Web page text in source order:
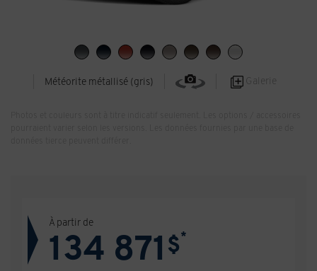
Météorite métallisé (gris) Galerie
À partir de
134 871 $*